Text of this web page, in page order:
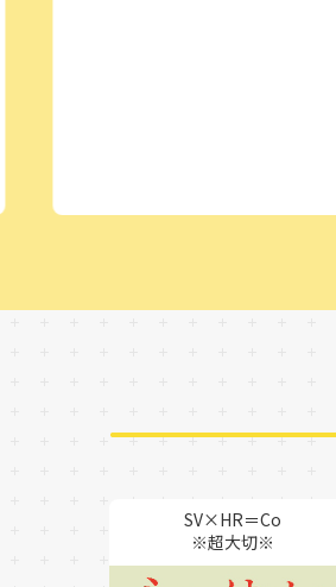
SV×HR＝Co
※超大切※